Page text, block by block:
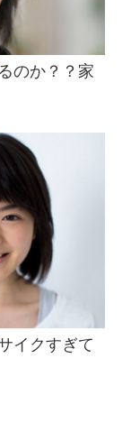
のか？？家
イクすぎて